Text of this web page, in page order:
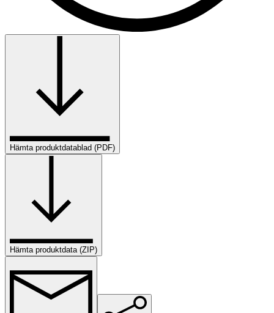
Hämta produktdatablad (PDF)
Hämta produktdata (ZIP)